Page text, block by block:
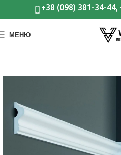
+38 (098) 381-34-
МЕНЮ